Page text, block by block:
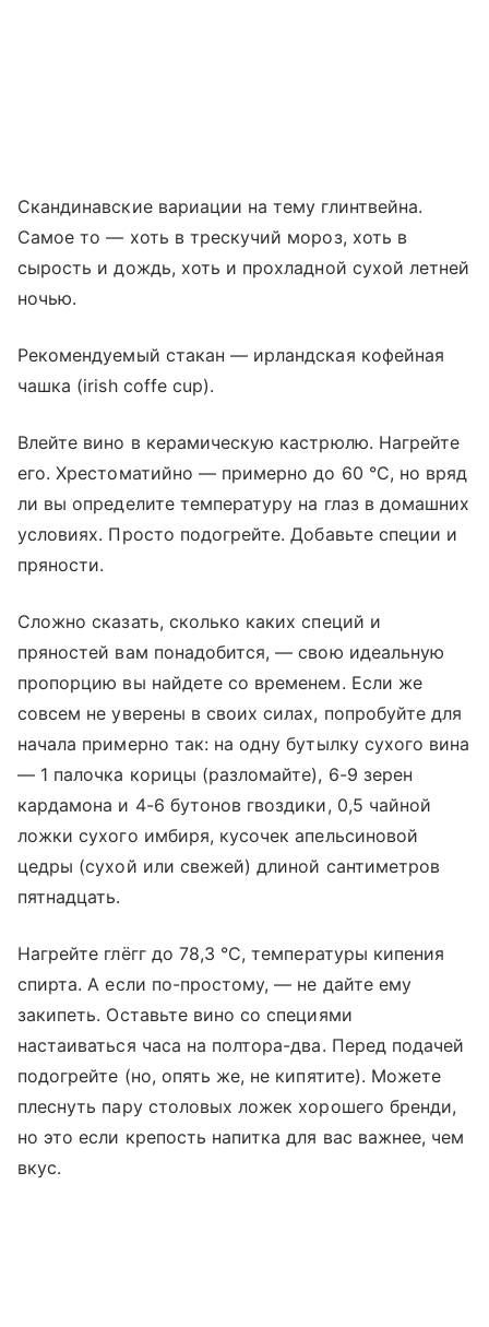
Скандинавские вариации на тему глинтвейна.
Самое то — хоть в трескучий мороз, хоть в
сырость и дождь, хоть и прохладной сухой летней
ночью.
Рекомендуемый стакан — ирландская кофейная
чашка (irish coffe cup).
Влейте вино в керамическую кастрюлю. Нагрейте
его. Хрестоматийно — примерно до 60 °C, но вряд
ли вы определите температуру на глаз в домашних
условиях. Просто подогрейте. Добавьте специи и
пряности.
Сложно сказать, сколько каких специй и
пряностей вам понадобится, — свою идеальную
пропорцию вы найдете со временем. Если же
совсем не уверены в своих силах, попробуйте для
начала примерно так: на одну бутылку сухого вина
— 1 палочка корицы (разломайте), 6-9 зерен
кардамона и 4-6 бутонов гвоздики, 0,5 чайной
ложки сухого имбиря, кусочек апельсиновой
цедры (сухой или свежей) длиной сантиметров
пятнадцать.
Нагрейте глёгг до 78,3 °C, температуры кипения
спирта. А если по-простому, — не дайте ему
закипеть. Оставьте вино со специями
настаиваться часа на полтора-два. Перед подачей
подогрейте (но, опять же, не кипятите). Можете
плеснуть пару столовых ложек хорошего бренди,
но это если крепость напитка для вас важнее, чем
вкус.